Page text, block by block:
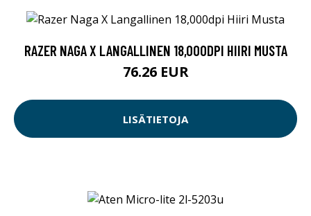
RAZER NAGA X LANGALLINEN 18,000DPI HIIRI MUSTA
76.26 EUR
LISÄTIETOJA